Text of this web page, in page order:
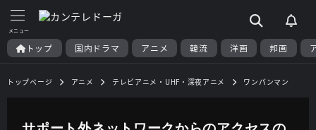
トップ 国内ドラマ アニメ 韓流 洋画 邦画
トップページ アニメ テレビアニメ・UHF・深夜アニメ ワンパンマン